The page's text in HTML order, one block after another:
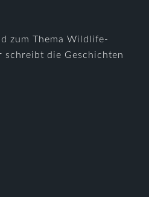
zum Thema Wildlife-
die Geschichten